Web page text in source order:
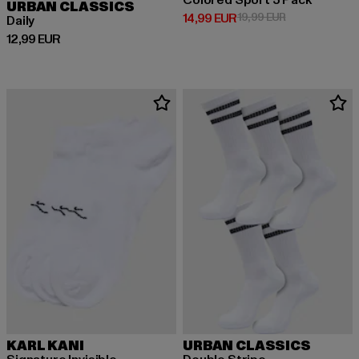
URBAN CLASSICS
Daily
12,99 EUR
Derzeitiger Preis: 12,99 EUR
14,99 EUR
Derzeitiger Preis: 14,99 EUR
19,99 EURAktionspreis:
KARL KANI URBAN CLASSICS